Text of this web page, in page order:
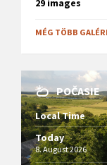
29 images
MÉG TÖBB
POČASIE
Local Time
Today
8. August 2026